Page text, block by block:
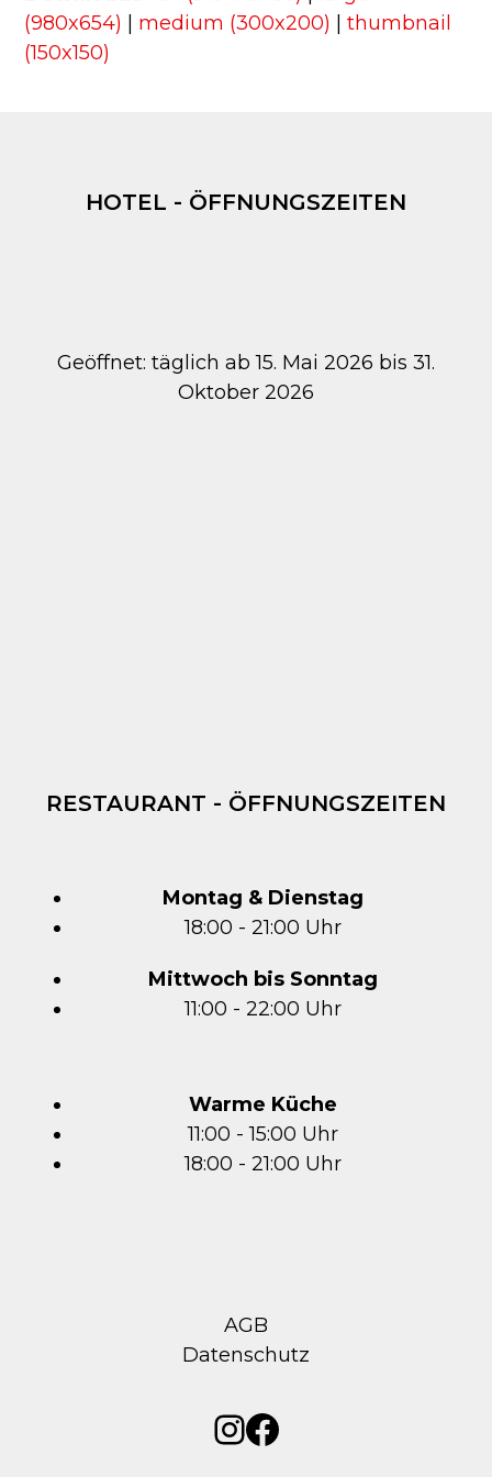
(980x654)
medium (300x200) |thumbnail
(150x150)
HOTEL - ÖFFNUNGSZEITEN
Geöffnet: täglich ab 15. Mai 2026 bis 31.
Oktober 2026
RESTAURANT - ÖFFNUNGSZEITEN
Montag & Dienstag
18:00 - 21:00 Uhr
Mittwoch bis Sonntag
11:00 - 22:00 Uhr
Warme Küche
11:00 - 15:00 Uhr
18:00 - 21:00 Uhr
AGB
Datenschutz
Instagram
Facebook